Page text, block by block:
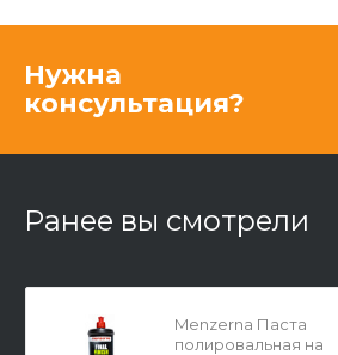
Нужна
консультация?
Ранее вы смотрели
Menzerna Паста
полировальная на